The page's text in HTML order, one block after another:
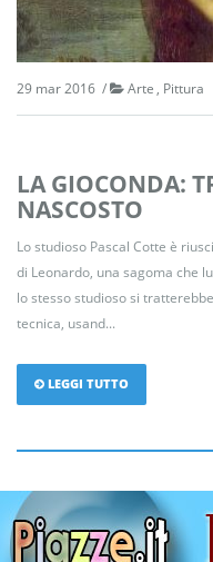
29 mar 2016 Arte Pittura
LA GIOCONDA:
NASCOSTO
Lo studioso Pascal Cotte è
di Leonardo, una sagoma che
lo stesso studioso si
tecnica, usand...
LEGGI TUTTO